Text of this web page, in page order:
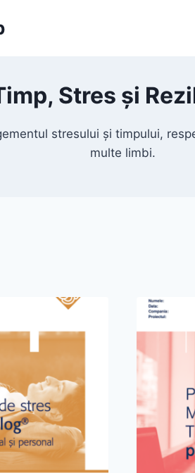
Stres și
stresului și timpului,
multe limbi.